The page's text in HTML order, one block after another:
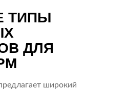
ТИПЫ
ДЛЯ
широкий